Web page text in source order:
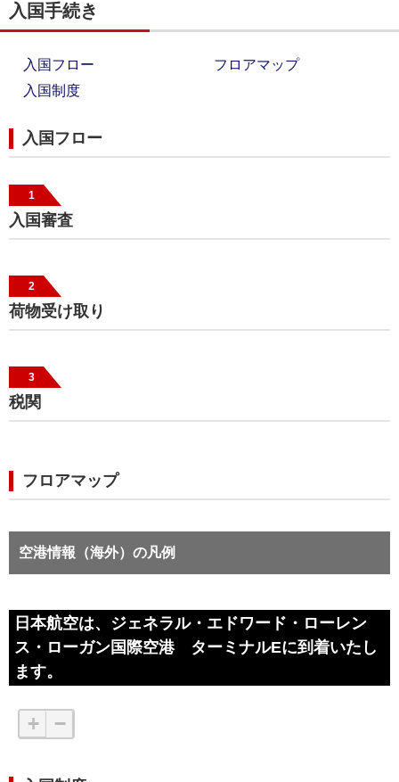
入国手続き
入国フロー
フロアマップ
入国制度
入国フロー
1
入国審査
2
荷物受け取り
3
税関
フロアマップ
空港情報（海外）の凡例
日本航空は、ジェネラル・エドワード・ローレン
ス・ローガン国際空港 ターミナルEに到着いたし
ます。
+ −